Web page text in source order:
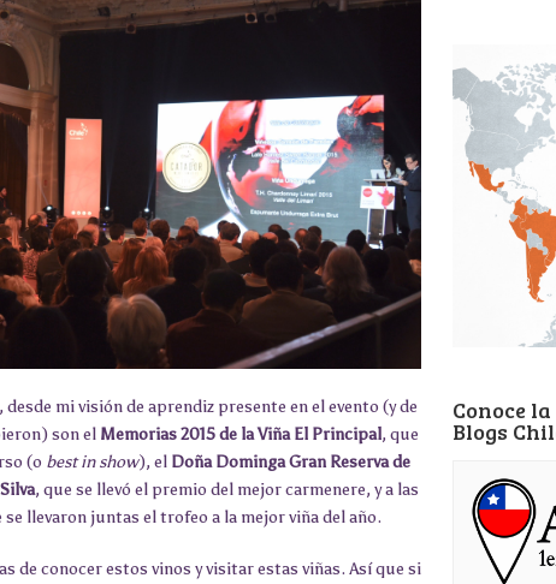
mi visión de aprendiz presente en el evento (y de
son el Memorias 2015 de la Viña El Principal, que
(o best in show), el Doña Dominga Gran Reserva de
, que se llevó el premio del mejor carmenere, y a las
llevaron juntas el trofeo a la mejor viña del año.
de conocer estos vinos y visitar estas viñas. Así que si
Conoce
Blogs